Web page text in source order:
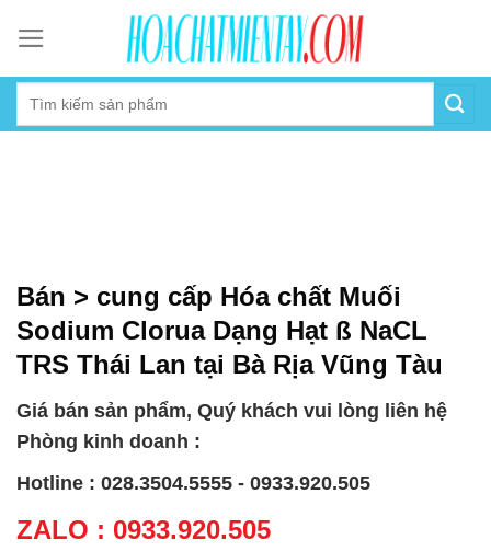
content
Bán > cung cấp Hóa chất Muối
Sodium Clorua Dạng Hạt ß NaCL
TRS Thái Lan tại Bà Rịa Vũng Tàu
Giá bán sản phẩm, Quý khách vui lòng liên hệ
Phòng kinh doanh :
Hotline : 028.3504.5555 - 0933.920.505
ZALO : 0933.920.505